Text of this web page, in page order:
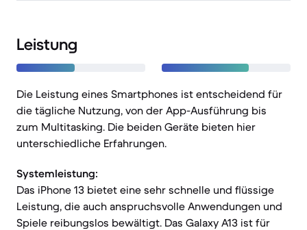
Leistung
Die Leistung eines Smartphones ist entscheidend für
die tägliche Nutzung, von der App-Ausführung bis
zum Multitasking. Die beiden Geräte bieten hier
unterschiedliche Erfahrungen.
Systemleistung:
Das iPhone 13 bietet eine sehr schnelle und flüssige
Leistung, die auch anspruchsvolle Anwendungen und
Spiele reibungslos bewältigt. Das Galaxy A13 ist für